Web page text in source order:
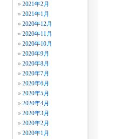
2021年2月
2021年1月
2020年12月
2020年11月
2020年10月
2020年9月
2020年8月
2020年7月
2020年6月
2020年5月
2020年4月
2020年3月
2020年2月
2020年1月